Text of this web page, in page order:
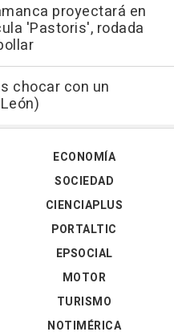
proyectará en
'Pastoris', rodada
chocar con un
ECONOMÍA
SOCIEDAD
CIENCIAPLUS
PORTALTIC
EPSOCIAL
MOTOR
TURISMO
NOTIMÉRICA